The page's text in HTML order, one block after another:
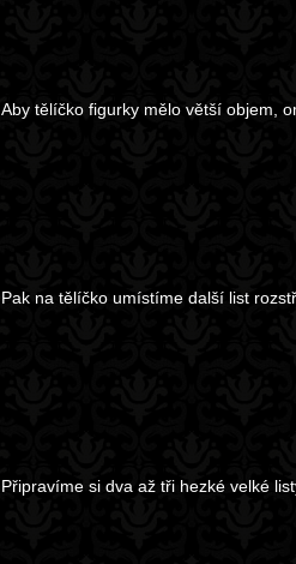
Aby tělíčko figurky mělo větší objem,
Pak na tělíčko umístíme další list
Připravíme si dva až tři hezké velké